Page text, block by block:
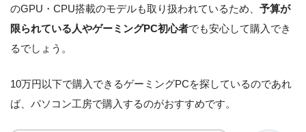
のGPU・CPU搭載のモデルも取り扱われているため、 予算が
限られている人やゲーミングPC初心者でも安心して購入でき
るでしょう。
10万円以下で購入できるゲーミングPCを探しているのであれ
ば、パソコン工房で購入するのがおすすめです。